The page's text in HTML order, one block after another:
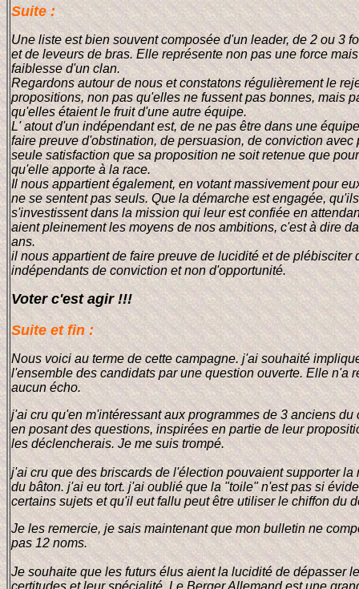
Suite :
Une liste est bien souvent composée d'un leader, de 2 ou 3
et de leveurs de bras. Elle représente non pas une force
faiblesse d'un clan.
Regardons autour de nous et constatons régulièrement le
propositions, non pas qu'elles ne fussent pas bonnes, mais
qu'elles étaient le fruit d'une autre équipe.
L' atout d'un indépendant est, de ne pas être dans une
faire preuve d'obstination, de persuasion, de conviction avec
seule satisfaction que sa proposition ne soit retenue que
qu'elle apporte à la race.
Il nous appartient également, en votant massivement pour
ne se sentent pas seuls. Que la démarche est engagée, qu'ils
s'investissent dans la mission qui leur est confiée en
aient pleinement les moyens de nos ambitions, c'est à dire
ans.
il nous appartient de faire preuve de lucidité et de plébisciter
indépendants de conviction et non d'opportunité.
Voter c'est agir !!!
Suite et fin :
Nous voici au terme de cette campagne. j'ai souhaité
l'ensemble des candidats par une question ouverte. Elle n'a
aucun écho.
j'ai cru qu'en m'intéressant aux programmes de 3 anciens du
en posant des questions, inspirées en partie de leur
les déclencherais. Je me suis trompé.
j'ai cru que des briscards de l'élection pouvaient supporter la
du bâton. j'ai eu tort. j'ai oublié que la "toile" n'est pas si
certains sujets et qu'il eut fallu peut être utiliser le chiffon du
Je les remercie, je sais maintenant que mon bulletin ne
pas 12 noms.
Je souhaite que les futurs élus aient la lucidité de dépasser
certitudes et leur spécialité. Le Berger Allemand est une